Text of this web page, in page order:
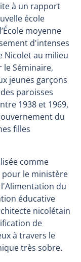
à un rapport
école
moyenne
d'intenses
Nicolet au milieu
le Séminaire,
jeunes garçons
paroisses
1938 et 1969,
du
filles
comme
le ministère
du
éducative
nicolétain
de
à travers le
très sobre.